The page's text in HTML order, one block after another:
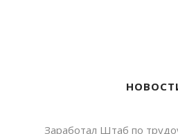
Заработал Штаб по